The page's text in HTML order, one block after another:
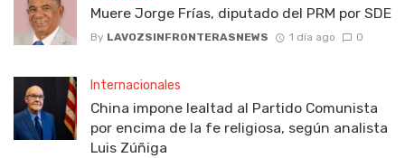
Muere Jorge Frías, diputado del PRM por SDE
By LAVOZSINFRONTERASNEWS 1 día ago 0
Internacionales
China impone lealtad al Partido Comunista
por encima de la fe religiosa, según analista
Luis Zúñiga